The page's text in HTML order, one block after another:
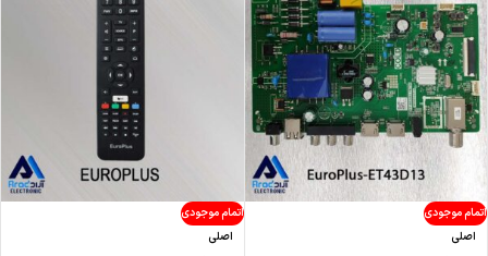
اتمام موجودی
اصلی
اتمام موجودی
اصلی